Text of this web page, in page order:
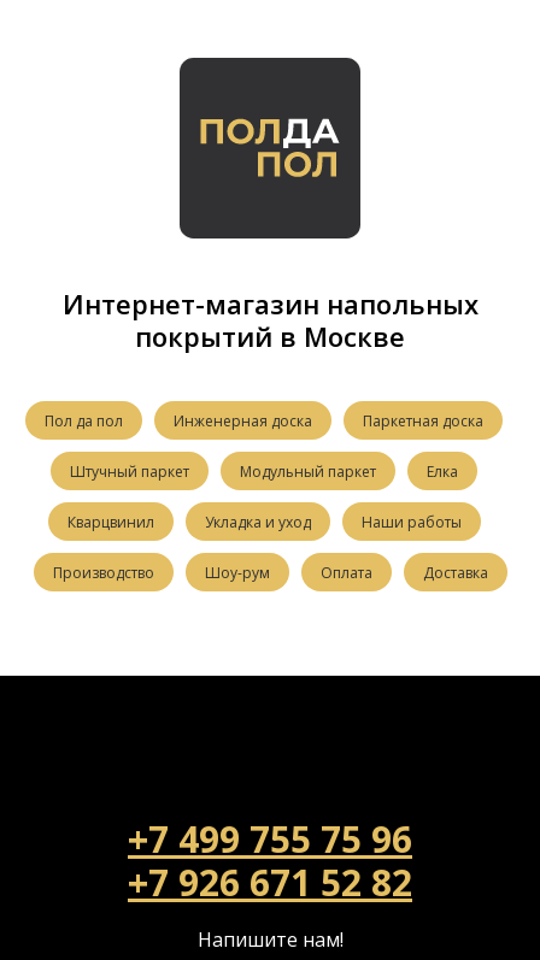
Интернет-магазин напольных
покрытий в Москве
Пол да пол Инженерная доска Паркетная доска
Штучный паркет Модульный паркет Елка
Кварцвинил Укладка и уход Наши работы
Производство Шоу-рум Оплата Доставка
+7 499 755 75 96
+7 926 671 52 82
Напишите нам!